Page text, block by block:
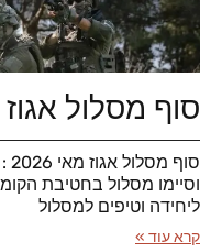
סוף מסלול אגוז
וסיימו מסלול בחטיבת
ליחידה וטיפים למסלול
קרא עוד »